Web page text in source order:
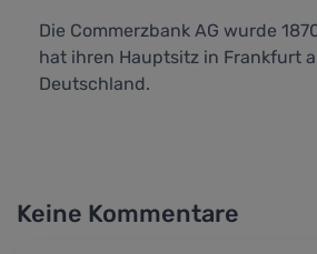
Die Commerzbank AG wurde
hat ihren Hauptsitz in Frankfurt
Deutschland.
Keine Kommentare